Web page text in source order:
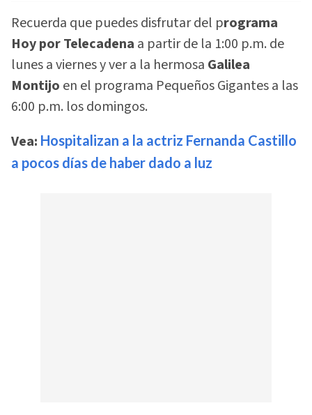
Recuerda que puedes disfrutar del programa
Hoy por Telecadena a partir de la 1:00 p.m. de
lunes a viernes y ver a la hermosa Galilea
Montijo en el programa Pequeños Gigantes a las
6:00 p.m. los domingos.
Vea: Hospitalizan a la actriz Fernanda Castillo
a pocos días de haber dado a luz